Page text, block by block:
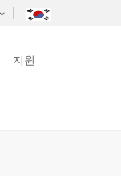
지원